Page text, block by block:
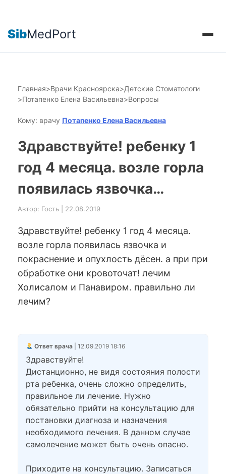
SibMedPort
Главная>Врачи Красноярска>Детские Стоматологи
>Потапенко Елена Васильевна>Вопросы
Кому: врачу Потапенко Елена Васильевна
Здравствуйте! ребенку 1
год 4 месяца. возле горла
появилась язвочка…
Автор: Гость | 22.08.2019
Здравствуйте! ребенку 1 год 4 месяца.
возле горла появилась язвочка и
покраснение и опухлость дёсен. а при при
обработке они кровоточат! лечим
Холисалом и Панавиром. правильно ли
лечим?
Ответ врача| 12.09.2019 18:16
Здравствуйте!
Дистанционно, не видя состояния полости
рта ребенка, очень сложно определить,
правильное ли лечение. Нужно
обязательно прийти на консультацию для
постановки диагноза и назначения
необходимого лечения. В данном случае
самолечение может быть очень опасно.
Приходите на консультацию. Записаться